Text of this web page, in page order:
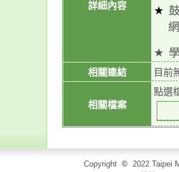
詳細內容 ★
★
相關連結 目前
相關檔案
點選
Copyright © 2022 Taipei